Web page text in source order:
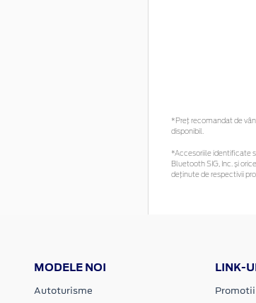
*Preţ recomandat de
disponibil.
*Accesoriile identificate
Bluetooth SIG, Inc. și
deținute de respectivii
MODELE NOI
Autoturisme
LINK-
Promotii